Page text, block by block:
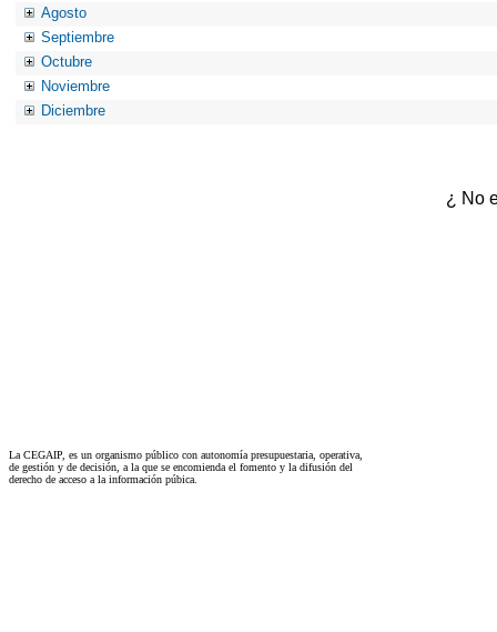
Agosto
Septiembre
Octubre
Noviembre
Diciembre
¿ No
La CEGAIP, es un organismo público con autonomía presupuestaria, operativa,
de gestión y de decisión, a la que se encomienda el fomento y la difusión del
derecho de acceso a la información púbica.